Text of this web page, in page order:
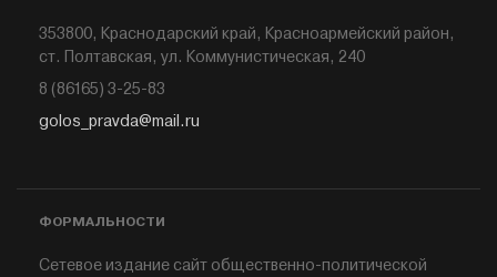
353800, Краснодарский край, Красноармейский район,
ст. Полтавская, ул. Коммунистическая, 240
8 (86165) 3-25-83
golos_pravda@mail.ru
ФОРМАЛЬНОСТИ
Сетевое издание сайт общественно-политической